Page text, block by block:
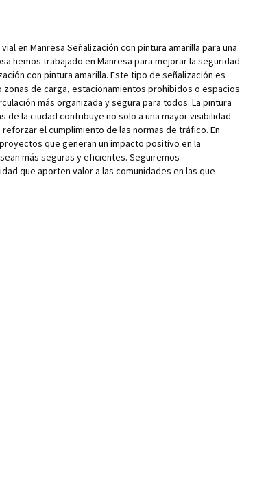
en Manresa Señalización con pintura amarilla para una
hemos trabajado en Manresa para mejorar la seguridad
con pintura amarilla. Este tipo de señalización es
de carga, estacionamientos prohibidos o espacios
más organizada y segura para todos. La pintura
de la ciudad contribuye no solo a una mayor visibilidad
el cumplimiento de las normas de tráfico. En
que generan un impacto positivo en la
más seguras y eficientes. Seguiremos
que aporten valor a las comunidades en las que